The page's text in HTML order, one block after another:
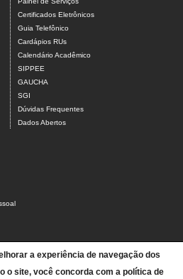
Certificados Eletrônicos
Guia Telefônico
Cardápios RUs
Calendário Acadêmico
SIPPEE
GAUCHA
SGI
Dúvidas Frequentes
Dados Abertos
a experiência de navegação dos
o site, você concorda com a política de